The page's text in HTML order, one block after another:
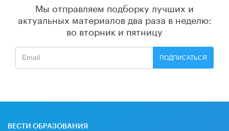
Мы отправляем подборку лучших и
актуальных материалов два раза в неделю:
во вторник и пятницу
ПОДПИСАТЬСЯ
ВЕСТИ ОБРАЗОВАНИЯ